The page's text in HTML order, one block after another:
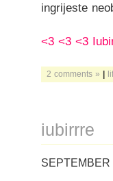
ingrijeste
<3 <3 <3
2 comments » |
iubirrre